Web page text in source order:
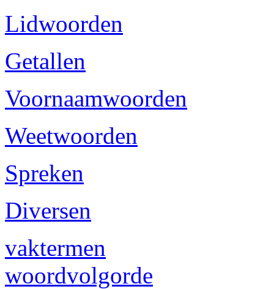
Lidwoorden
Getallen
Voornaamwoorden
Weetwoorden
Spreken
Diversen
vaktermen
woordvolgorde